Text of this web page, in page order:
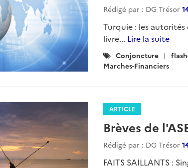
Rédigé par : DG Trésor
Turquie : les
livre... Lire la suite
Catégories
:
Conjoncture
Marches-Financiers
ARTICLE
Brèves de
Rédigé par : DG Trésor
FAITS SAILLANTS :